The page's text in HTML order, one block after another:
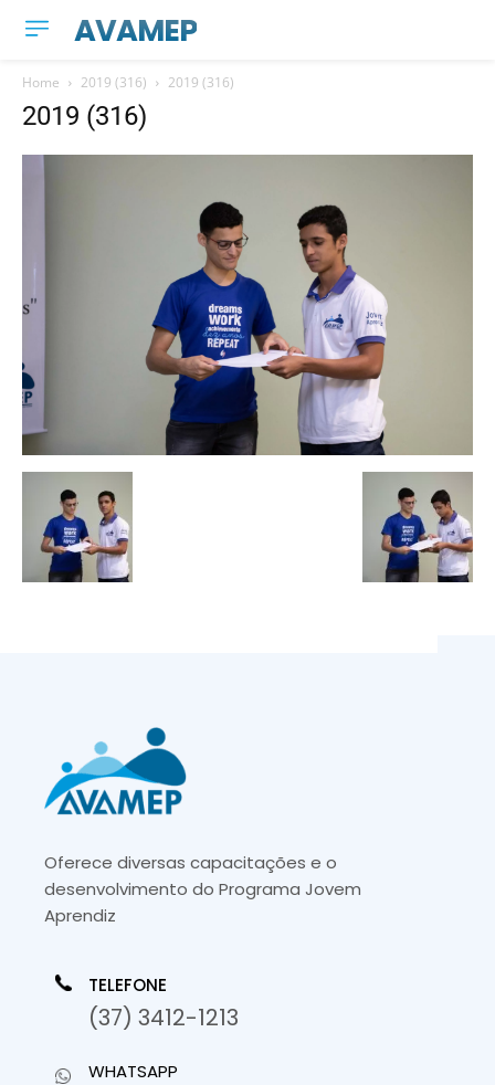
AVAMEP
Home 2019 (316) 2019 (316)
2019 (316)
Oferece diversas capacitações e o
desenvolvimento do Programa Jovem
Aprendiz
TELEFONE
(37) 3412-1213
WHATSAPP